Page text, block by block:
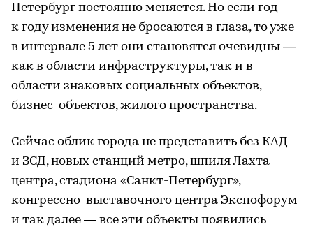
Петербург постоянно меняется. Но если год
к году изменения не бросаются в глаза, то уже
в интервале 5 лет они становятся очевидны —
как в области инфраструктуры, так и в
области знаковых социальных объектов,
бизнес-объектов, жилого пространства.
Сейчас облик города не представить без КАД
и ЗСД, новых станций метро, шпиля Лахта-
центра, стадиона «Санкт-Петербург»,
конгрессно-выставочного центра Экспофорум
и так далее — все эти объекты появились